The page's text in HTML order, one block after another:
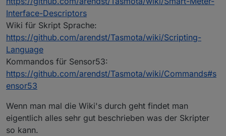
Interface-Descriptors
Wiki für Skript Sprache:
https://github.com/arendst/Tasmota/wiki/Scripting-
Language
Kommandos für Sensor53:
https://github.com/arendst/Tasmota/wiki/Commands#s
ensor53
Wenn man mal die Wiki's durch geht findet man
eigentlich alles sehr gut beschrieben was der Skripter
so kann.